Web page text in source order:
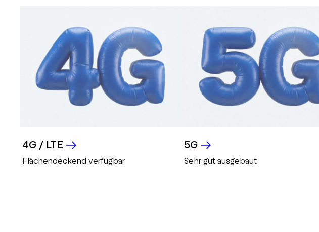
4G / LTE
Flächendeckend verfügbar
5G
Sehr gut ausgebaut